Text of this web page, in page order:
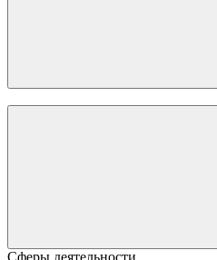
Сферы деятельности